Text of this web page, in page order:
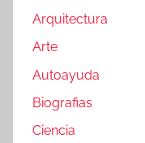
Arquitectura
Arte
Autoayuda
Biografias
Ciencia